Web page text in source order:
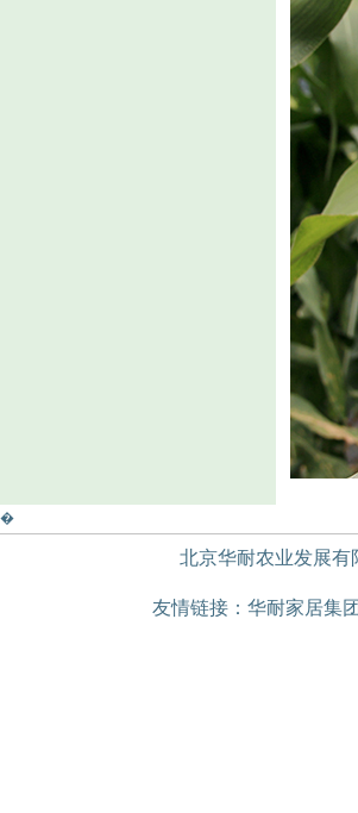
�
北京华耐农业发展
友情链接： 华耐家居集团